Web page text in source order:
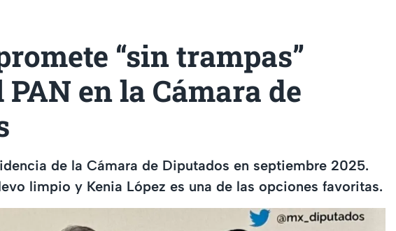
“sin trampas”
en la Cámara de
de la Cámara de Diputados en septiembre 2025.
limpio y Kenia López es una de las opciones favoritas.